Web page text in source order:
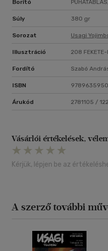
Borító
Súly 380 gr
Sorozat Usagi
Illusztráció 208 FEKETE-
Fordító Szabó
ISBN
Árukód 2781105 /
Vásárlói értékelések,
Kérjük, lépjen be az
A szerző további